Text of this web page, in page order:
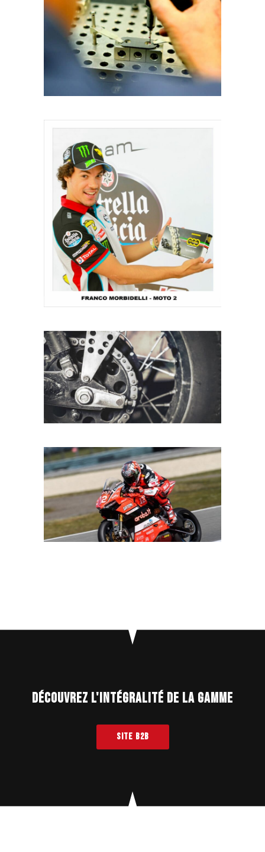
Découvrez l'intégralité de la gamme
SITE B2B